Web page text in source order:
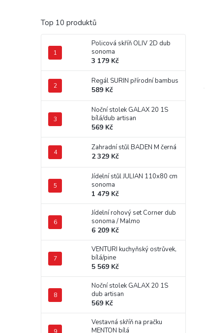
Top 10 produktů
Policová skříň OLIV 2D dub
sonoma
3 179 Kč
Regál SURIN přírodní bambus
589 Kč
Noční stolek GALAX 20 1S
bílá/dub artisan
569 Kč
Zahradní stůl BADEN M černá
2 329 Kč
Jídelní stůl JULIAN 110x80 cm
sonoma
1 479 Kč
Jídelní rohový set Corner dub
sonoma / Malmo
6 209 Kč
VENTURI kuchyňský ostrůvek,
bílá/pine
5 569 Kč
Noční stolek GALAX 20 1S
dub artisan
569 Kč
Vestavná skříň na pračku
MENTON bílá